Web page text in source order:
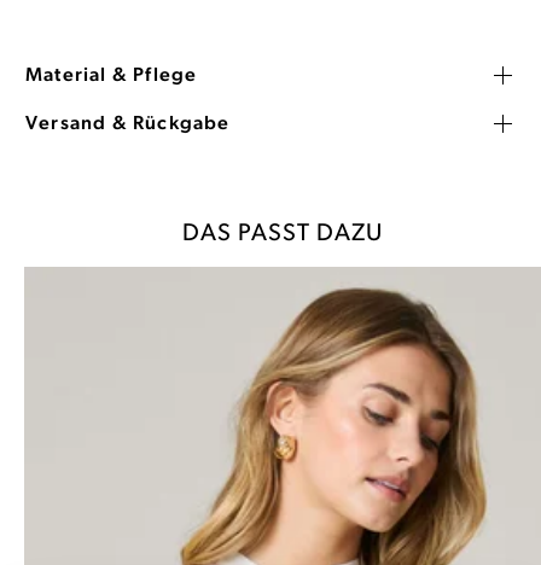
Material & Pflege
Versand & Rückgabe
DAS PASST DAZU